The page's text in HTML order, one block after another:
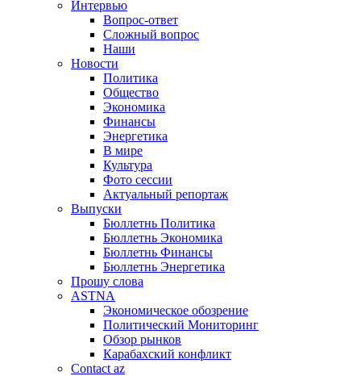
Интервью
Вопрос-ответ
Сложный вопрос
Наши
Новости
Политика
Общество
Экономика
Финансы
Энергетика
В мире
Культура
Фото сессии
Актуальный репортаж
Выпуски
Бюллетнь Политика
Бюллетнь Экономика
Бюллетнь Финансы
Бюллетнь Энергетика
Прошу слова
ASTNA
Экономическое обозрение
Политический Мониторинг
Обзор рынков
Карабахский конфликт
Contact az